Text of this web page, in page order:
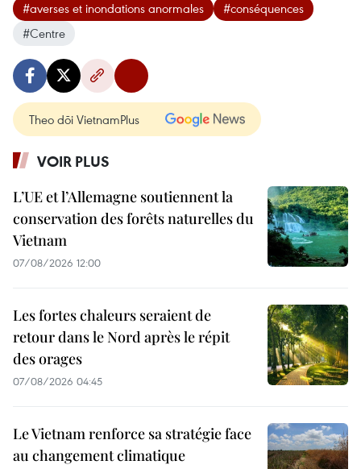
#averses et inondations anormales
#conséquences
#Centre
Theo dõi VietnamPlus
VOIR PLUS
L’UE et l’Allemagne soutiennent la
conservation des forêts naturelles du
Vietnam
07/08/2026 12:00
Les fortes chaleurs seraient de
retour dans le Nord après le répit
des orages
07/08/2026 04:45
Le Vietnam renforce sa stratégie face
au changement climatique